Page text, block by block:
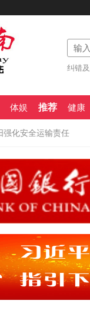
纠错
体娱 推荐 健康
强化安全运输责任